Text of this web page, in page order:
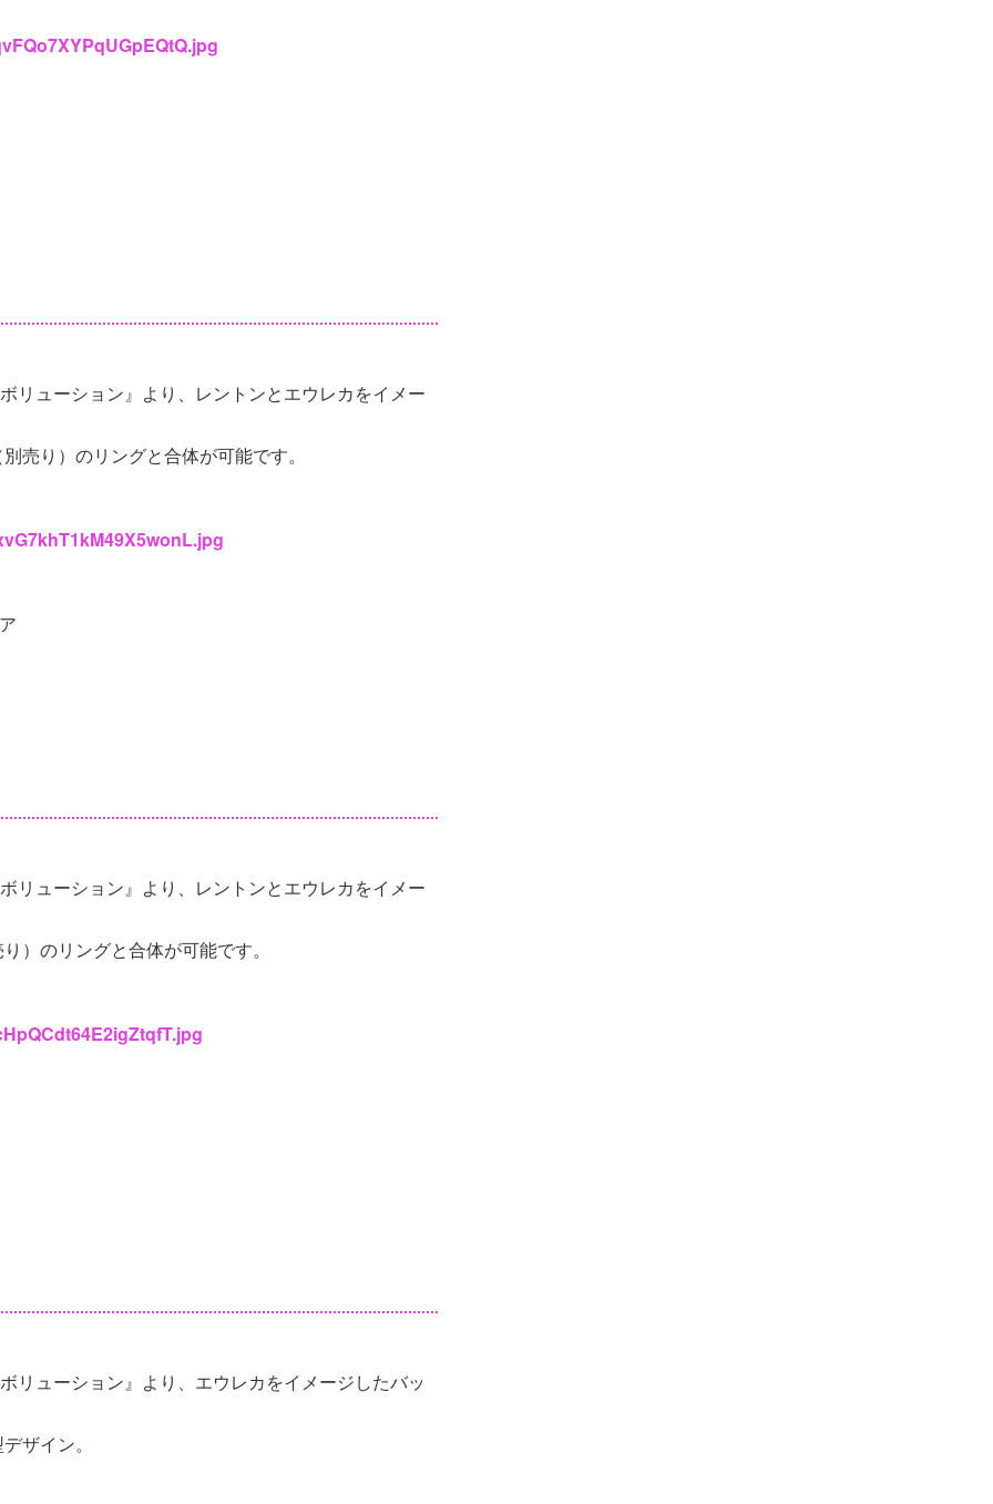
リューション』より、レントンとエウレカをイメー
売り）のリングと合体が可能です。
リューション』より、レントンとエウレカをイメー
）のリングと合体が可能です。
リューション』より、エウレカをイメージしたバッ
ザイン。